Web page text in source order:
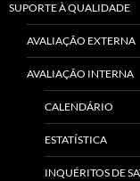
SUPORTE À QUALIDADE
AVALIAÇÃO EXTERNA
AVALIAÇÃO INTERNA
CALENDÁRIO
ESTATÍSTICA
INQUÉRITOS DE